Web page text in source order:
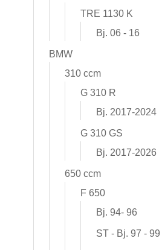
TRE 1130 K
Bj. 06 - 16
BMW
310 ccm
G 310 R
Bj. 2017-2024
G 310 GS
Bj. 2017-2026
650 ccm
F 650
Bj. 94- 96
ST - Bj. 97 - 99